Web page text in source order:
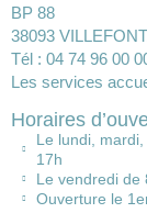
BP 88
38093
Tél : 04 74 96 00
Les services
Horaires
Le lundi,
17h
Le vendredi de
Ouverture le